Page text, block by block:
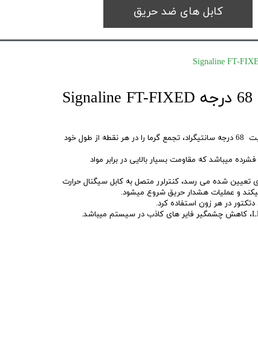
کابل های ضد حریق
سنسور حرارتی خطی 68 درجه Signaline FT-FIXED
دتکتور حرارت خطی سیگنالاین با دمای ثابت 68 درجه سانتیگراد، تجمع گرما را در هر نقطه از طول خود
میباشد که مقاومت بسیار بالایی در برابر مواد
تعیین شده می رسد، کنترلرر متصل به کابل سیگنال حرارت
و عملیات هشدار حریق شروع میشود.